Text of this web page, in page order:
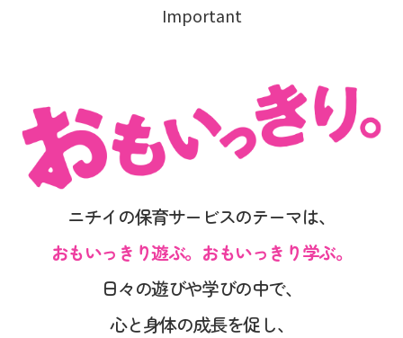
Important
ニチイの保育サービスのテーマは、
おもいっきり遊ぶ。おもいっきり学ぶ。
日々の遊びや学びの中で、
心と身体の成長を促し、